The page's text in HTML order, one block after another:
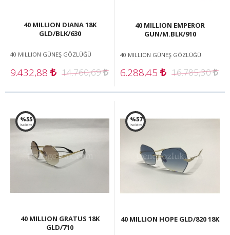
40 MILLION DIANA 18K
GLD/BLK/630
40 MILLION GÜNEŞ GÖZLÜĞÜ
9.432,88 14.760,69
40 MILLION EMPEROR
GUN/M.BLK/910
40 MILLION GÜNEŞ GÖZLÜĞÜ
6.288,45 16.785,30
%55
İNDİRİM!
40 MILLION GRATUS 18K
GLD/710
%57
İNDİRİM!
40 MILLION HOPE GLD/820 18K